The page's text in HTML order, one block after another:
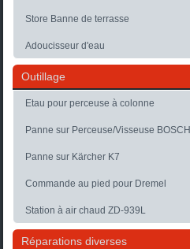
Store Banne de terrasse
Adoucisseur d'eau
Outillage
Etau pour perceuse à colonne
Panne sur Perceuse/Visseuse BOSCH
Panne sur Kärcher K7
Commande au pied pour Dremel
Station à air chaud ZD-939L
Réparations diverses